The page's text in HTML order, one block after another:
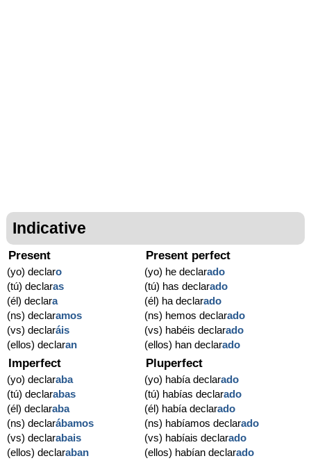
Indicative
Present
(yo) declaro
(tú) declaras
(él) declara
(ns) declaramos
(vs) declaráis
(ellos) declaran
Present perfect
(yo) he declarado
(tú) has declarado
(él) ha declarado
(ns) hemos declarado
(vs) habéis declarado
(ellos) han declarado
Imperfect
(yo) declaraba
(tú) declarabas
(él) declaraba
(ns) declarábamos
(vs) declarabais
(ellos) declaraban
Pluperfect
(yo) había declarado
(tú) habías declarado
(él) había declarado
(ns) habíamos declarado
(vs) habíais declarado
(ellos) habían declarado